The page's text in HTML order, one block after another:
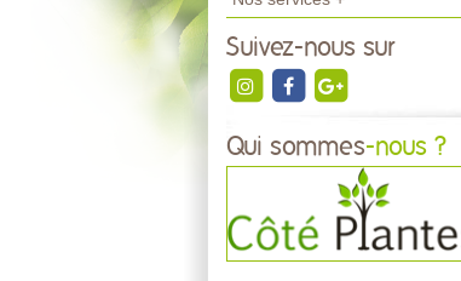
Suivez-nous sur
Qui sommes-nous ?